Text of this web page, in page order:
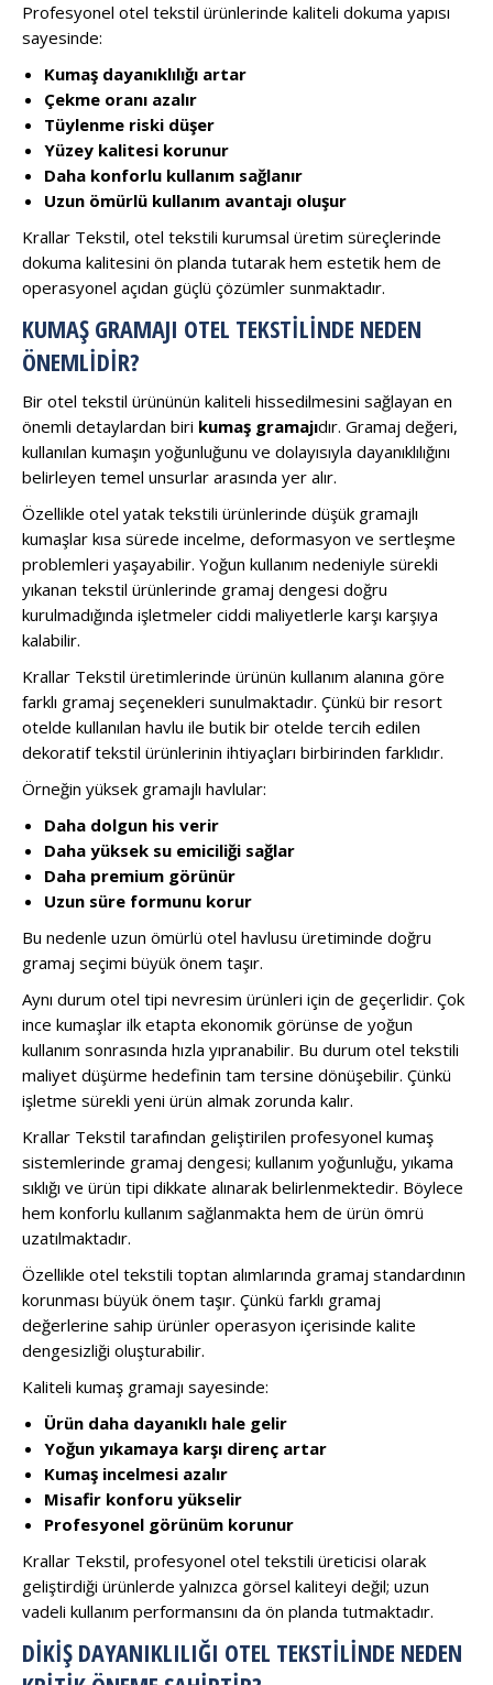
Profesyonel otel tekstil ürünlerinde kaliteli dokuma yapısı
sayesinde:
Kumaş dayanıklılığı artar
Çekme oranı azalır
Tüylenme riski düşer
Yüzey kalitesi korunur
Daha konforlu kullanım sağlanır
Uzun ömürlü kullanım avantajı oluşur
Krallar Tekstil, otel tekstili kurumsal üretim süreçlerinde
dokuma kalitesini ön planda tutarak hem estetik hem de
operasyonel açıdan güçlü çözümler sunmaktadır.
KUMAŞ GRAMAJI OTEL TEKSTILINDE NEDEN
ÖNEMLIDIR?
Bir otel tekstil ürününün kaliteli hissedilmesini sağlayan en
önemli detaylardan biri kumaş gramajıdır. Gramaj değeri,
kullanılan kumaşın yoğunluğunu ve dolayısıyla dayanıklılığını
belirleyen temel unsurlar arasında yer alır.
Özellikle otel yatak tekstili ürünlerinde düşük gramajlı
kumaşlar kısa sürede incelme, deformasyon ve sertleşme
problemleri yaşayabilir. Yoğun kullanım nedeniyle sürekli
yıkanan tekstil ürünlerinde gramaj dengesi doğru
kurulmadığında işletmeler ciddi maliyetlerle karşı karşıya
kalabilir.
Krallar Tekstil üretimlerinde ürünün kullanım alanına göre
farklı gramaj seçenekleri sunulmaktadır. Çünkü bir resort
otelde kullanılan havlu ile butik bir otelde tercih edilen
dekoratif tekstil ürünlerinin ihtiyaçları birbirinden farklıdır.
Örneğin yüksek gramajlı havlular:
Daha dolgun his verir
Daha yüksek su emiciliği sağlar
Daha premium görünür
Uzun süre formunu korur
Bu nedenle uzun ömürlü otel havlusu üretiminde doğru
gramaj seçimi büyük önem taşır.
Aynı durum otel tipi nevresim ürünleri için de geçerlidir. Çok
ince kumaşlar ilk etapta ekonomik görünse de yoğun
kullanım sonrasında hızla yıpranabilir. Bu durum otel tekstili
maliyet düşürme hedefinin tam tersine dönüşebilir. Çünkü
işletme sürekli yeni ürün almak zorunda kalır.
Krallar Tekstil tarafından geliştirilen profesyonel kumaş
sistemlerinde gramaj dengesi; kullanım yoğunluğu, yıkama
sıklığı ve ürün tipi dikkate alınarak belirlenmektedir. Böylece
hem konforlu kullanım sağlanmakta hem de ürün ömrü
uzatılmaktadır.
Özellikle otel tekstili toptan alımlarında gramaj standardının
korunması büyük önem taşır. Çünkü farklı gramaj
değerlerine sahip ürünler operasyon içerisinde kalite
dengesizliği oluşturabilir.
Kaliteli kumaş gramajı sayesinde:
Ürün daha dayanıklı hale gelir
Yoğun yıkamaya karşı direnç artar
Kumaş incelmesi azalır
Misafir konforu yükselir
Profesyonel görünüm korunur
Krallar Tekstil, profesyonel otel tekstili üreticisi olarak
geliştirdiği ürünlerde yalnızca görsel kaliteyi değil; uzun
vadeli kullanım performansını da ön planda tutmaktadır.
DIKIŞ DAYANIKLILIĞI OTEL TEKSTILINDE NEDEN